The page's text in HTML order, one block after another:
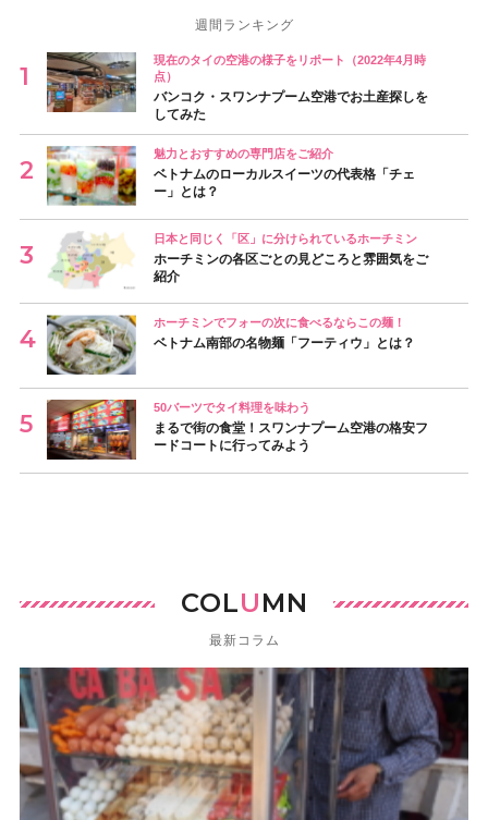
週間ランキング
現在のタイの空港の様子をリポート（2022年4月時
点）
バンコク・スワンナプーム空港でお土産探しを
してみた
魅力とおすすめの専門店をご紹介
ベトナムのローカルスイーツの代表格「チェ
ー」とは？
日本と同じく「区」に分けられているホーチミン
ホーチミンの各区ごとの見どころと雰囲気をご
紹介
ホーチミンでフォーの次に食べるならこの麺！
ベトナム南部の名物麺「フーティウ」とは？
50バーツでタイ料理を味わう
まるで街の食堂！スワンナプーム空港の格安フ
ードコートに行ってみよう
COLUMN
最新コラム